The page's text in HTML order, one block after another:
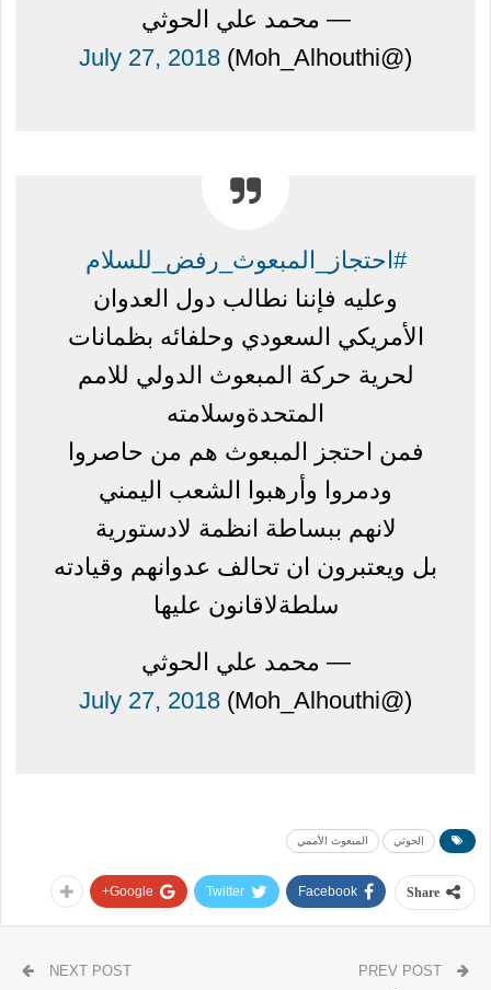
— محمد علي الحوثي
(@Moh_Alhouthi)
July 27, 2018
#احتجاز_المبعوث_رفض_للسلام
وعليه فإننا نطالب دول العدوان
الأمريكي السعودي وحلفائه بظمانات
لحرية حركة المبعوث الدولي للامم
المتحدةوسلامته
فمن احتجز المبعوث هم من حاصروا
ودمروا وأرهبوا الشعب اليمني
لانهم ببساطة انظمة لادستورية
بل ويعتبرون ان تحالف عدوانهم وقيادته
سلطةلاقانون عليها
— محمد علي الحوثي
(@Moh_Alhouthi)
July 27, 2018
الحوثي المبعوث الأممي
Share
Facebook
Twitter
Google+
NEXT POST